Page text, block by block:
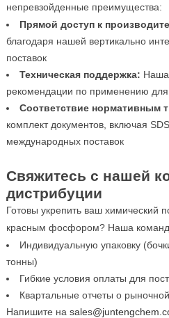
непревзойденные преимущества:
Прямой доступ к
благодаря нашей вертикально
поставок
Техническая поддержка: Наша
рекомендации по применению для
Соответствие нормативным
комплект документов, включая
международных поставок
Свяжитесь с нашей
дистрибуции
Готовы укрепить ваш химический
красным фосфором? Наша
Индивидуальную упаковку
тонны)
Гибкие условия оплаты для
Квартальные отчеты о
Напишите на